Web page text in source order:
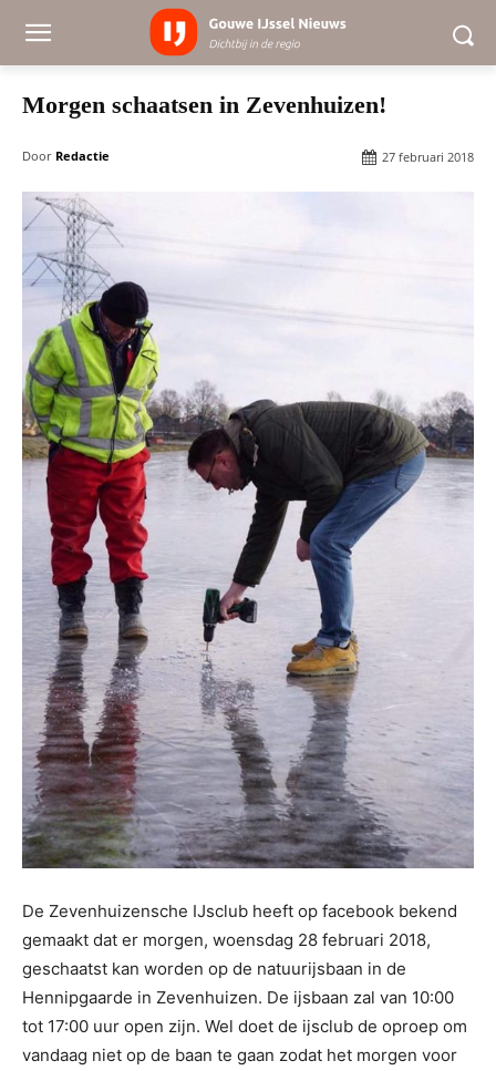
Morgen schaatsen in Zevenhuizen!
Door Redactie 27 februari 2018
De Zevenhuizensche IJsclub heeft op facebook bekend
gemaakt dat er morgen, woensdag 28 februari 2018,
geschaatst kan worden op de natuurijsbaan in de
Hennipgaarde in Zevenhuizen. De ijsbaan zal van 10:00
tot 17:00 uur open zijn. Wel doet de ijsclub de oproep om
vandaag niet op de baan te gaan zodat het morgen voor